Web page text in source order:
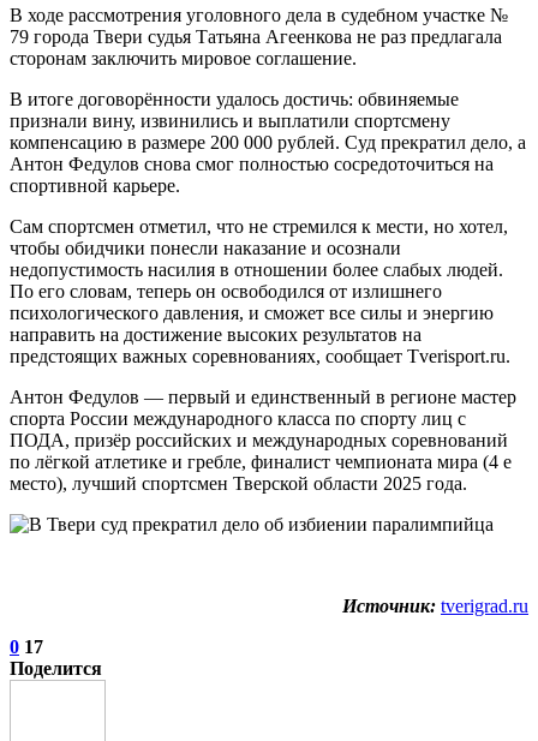
В ходе рассмотрения уголовного дела в судебном участке №
79 города Твери судья Татьяна Агеенкова не раз предлагала
сторонам заключить мировое соглашение.
В итоге договорённости удалось достичь: обвиняемые
признали вину, извинились и выплатили спортсмену
компенсацию в размере 200 000 рублей. Суд прекратил дело, а
Антон Федулов снова смог полностью сосредоточиться на
спортивной карьере.
Сам спортсмен отметил, что не стремился к мести, но хотел,
чтобы обидчики понесли наказание и осознали
недопустимость насилия в отношении более слабых людей.
По его словам, теперь он освободился от излишнего
психологического давления, и сможет все силы и энергию
направить на достижение высоких результатов на
предстоящих важных соревнованиях, сообщает Tverisport.ru.
Антон Федулов — первый и единственный в регионе мастер
спорта России международного класса по спорту лиц с
ПОДА, призёр российских и международных соревнований
по лёгкой атлетике и гребле, финалист чемпионата мира (4 е
место), лучший спортсмен Тверской области 2025 года.
Источник: tverigrad.ru
0 17
Поделится